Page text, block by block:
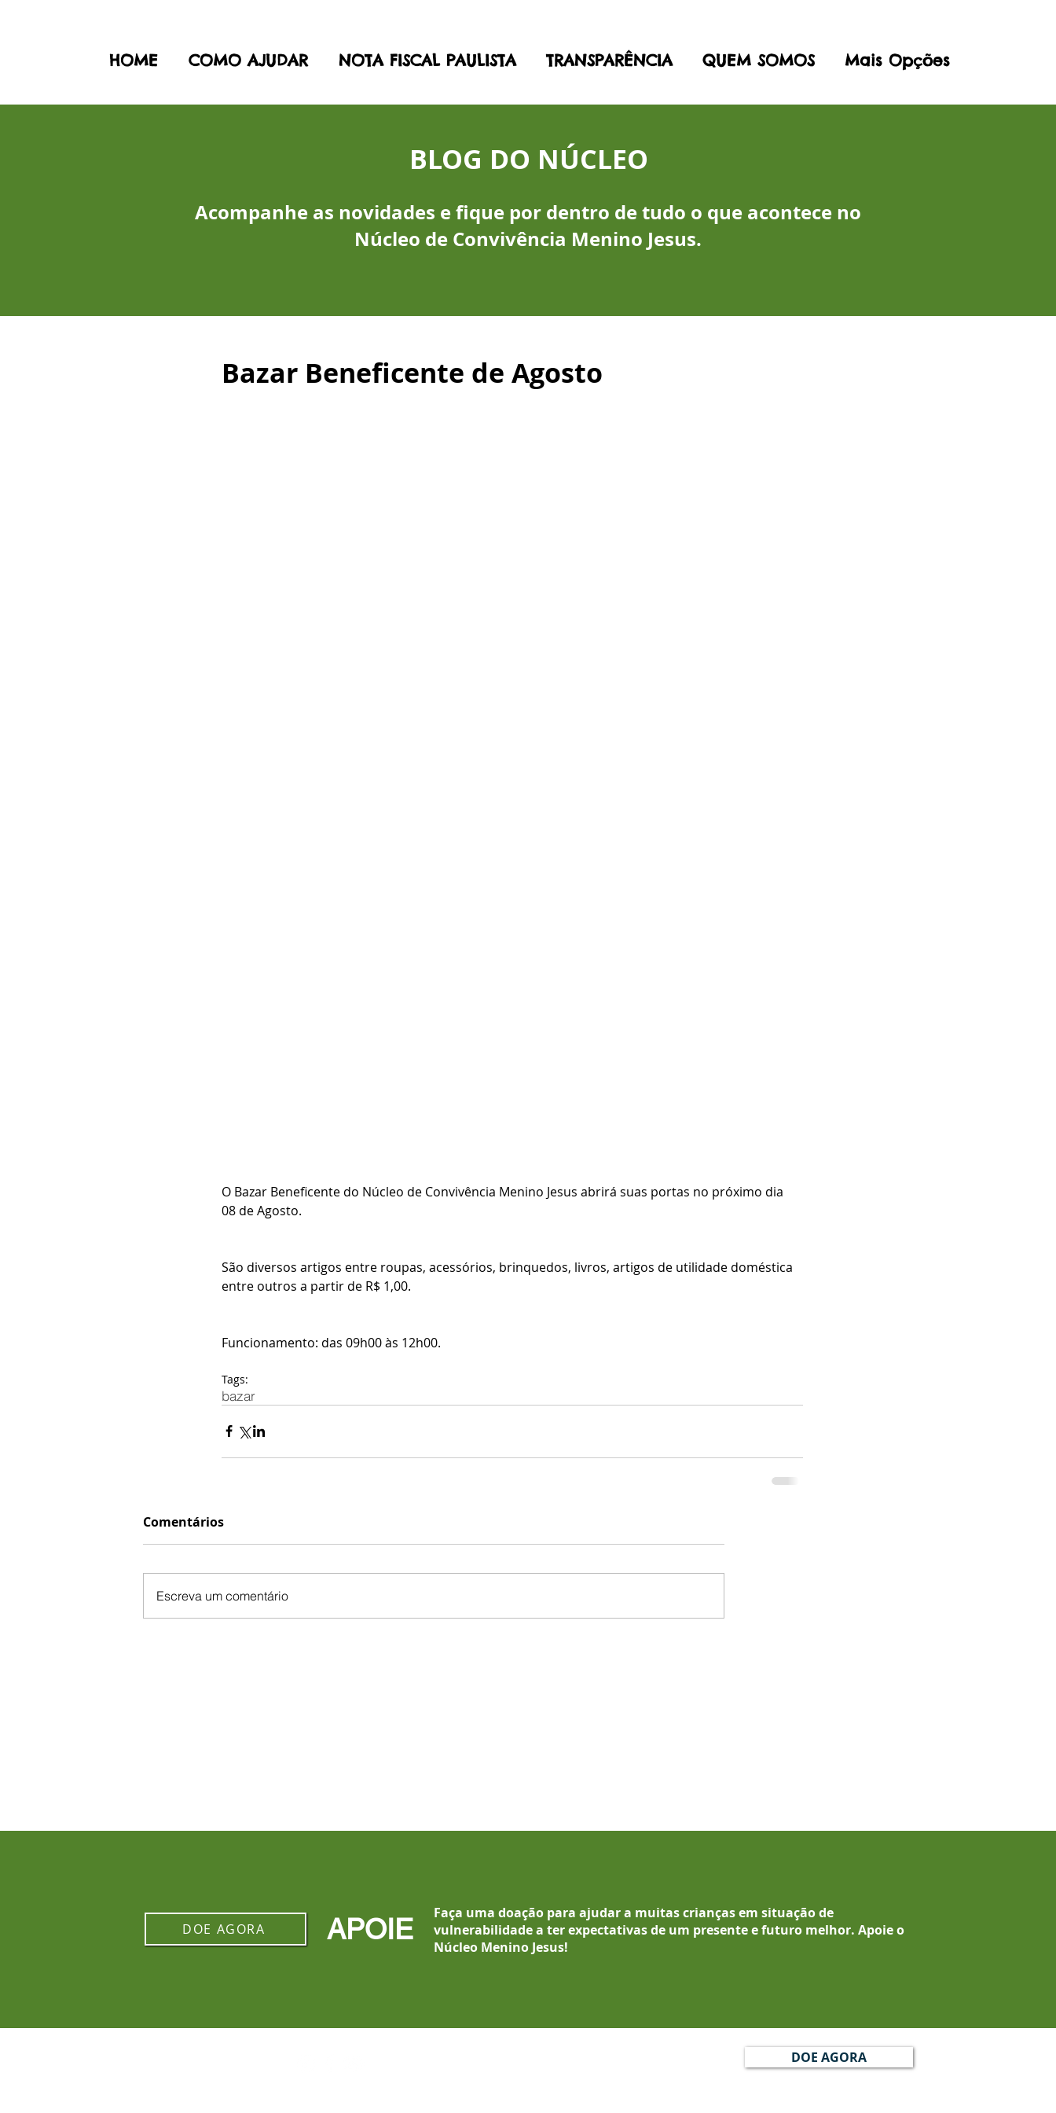
HOME COMO AJUDAR NOTA FISCAL PAULISTA TRANSPARÊNCIA QUEM SOMOS Mais Opções
BLOG DO NÚCLEO
Acompanhe as novidades e fique por dentro de tudo o que acontece no
Núcleo de Convivência Menino Jesus.
Bazar Beneficente de Agosto
O Bazar Beneficente do Núcleo de Convivência Menino Jesus abrirá suas portas no próximo dia
08 de Agosto.
São diversos artigos entre roupas, acessórios, brinquedos, livros, artigos de utilidade doméstica
entre outros a partir de R$ 1,00.
Funcionamento: das 09h00 às 12h00.
Tags:
bazar
Comentários
Escreva um comentário
DOE AGORA APOIE
Faça uma doação para ajudar a muitas crianças em situação de
vulnerabilidade a ter expectativas de um presente e futuro melhor. Apoie o
Núcleo Menino Jesus!
DOE AGORA